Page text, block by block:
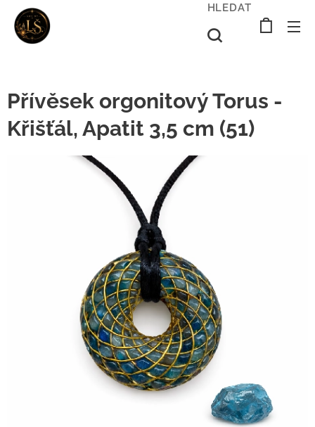
HLEDAT
Přívěsek orgonitový Torus -
Křišťál, Apatit 3,5 cm (51)